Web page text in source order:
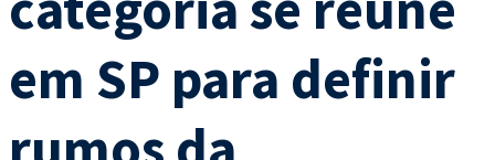
em SP para definir